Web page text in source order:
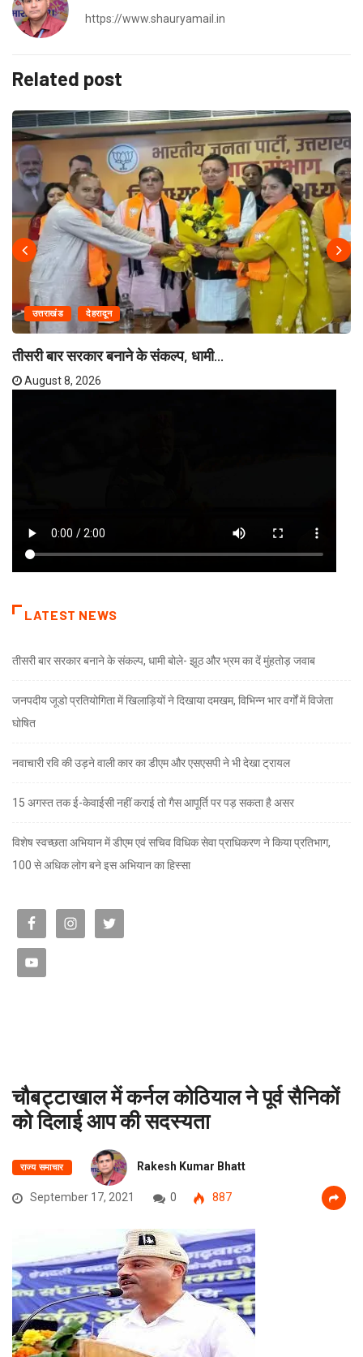
https://www.shauryamail.in
Related post
उत्तराखंड देहरादून
तीसरी बार सरकार बनाने के संकल्प, धामी...
August 8, 2026
LATEST NEWS
तीसरी बार सरकार बनाने के संकल्प, धामी बोले- झूठ और भ्रम का दें मुंहतोड़ जवाब
जनपदीय जूडो प्रतियोगिता में खिलाड़ियों ने दिखाया दमखम, विभिन्न भार वर्गों में विजेता
घोषित
नवाचारी रवि की उड़ने वाली कार का डीएम और एसएसपी ने भी देखा ट्रायल
15 अगस्त तक ई-केवाईसी नहीं कराई तो गैस आपूर्ति पर पड़ सकता है असर
विशेष स्वच्छता अभियान में डीएम एवं सचिव विधिक सेवा प्राधिकरण ने किया प्रतिभाग,
100 से अधिक लोग बने इस अभियान का हिस्सा
चौबट्टाखाल में कर्नल कोठियाल ने पूर्व सैनिकों
को दिलाई आप की सदस्यता
राज्य समाचार Rakesh Kumar Bhatt
September 17, 2021 0 887